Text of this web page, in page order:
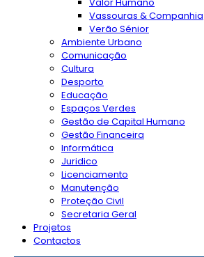
Vassouras & Companhia
Verão Sénior
Ambiente Urbano
Comunicação
Cultura
Desporto
Educação
Espaços Verdes
Gestão de Capital Humano
Gestão Financeira
Informática
Juridico
Licenciamento
Manutenção
Proteção Civil
Secretaria Geral
Projetos
Contactos